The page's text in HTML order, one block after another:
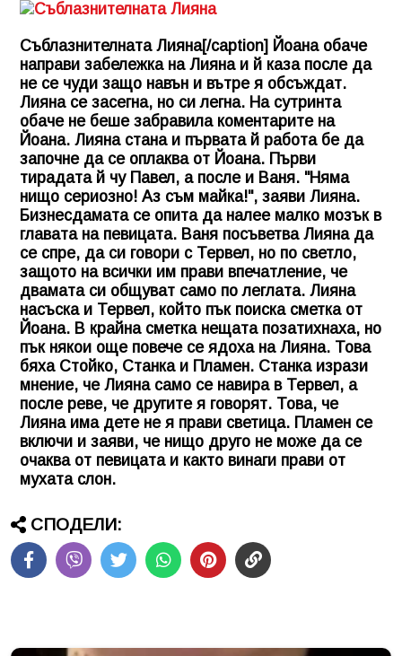
Съблазнителната Лияна[/caption] Йоана обаче
направи забележка на Лияна и й каза после да
не се чуди защо навън и вътре я обсъждат.
Лияна се засегна, но си легна. На сутринта
обаче не беше забравила коментарите на
Йоана. Лияна стана и първата й работа бе да
започне да се оплаква от Йоана. Първи
тирадата й чу Павел, а после и Ваня. "Няма
нищо сериозно! Аз съм майка!", заяви Лияна.
Бизнесдамата се опита да налее малко мозък в
главата на певицата. Ваня посъветва Лияна да
се спре, да си говори с Тервел, но по светло,
защото на всички им прави впечатление, че
двамата си общуват само по леглата. Лияна
насъска и Тервел, който пък поиска сметка от
Йоана. В крайна сметка нещата позатихнаха, но
пък някои още повече се ядоха на Лияна. Това
бяха Стойко, Станка и Пламен. Станка изрази
мнение, че Лияна само се навира в Тервел, а
после реве, че другите я говорят. Това, че
Лияна има дете не я прави светица. Пламен се
включи и заяви, че нищо друго не може да се
очаква от певицата и както винаги прави от
мухата слон.
СПОДЕЛИ: